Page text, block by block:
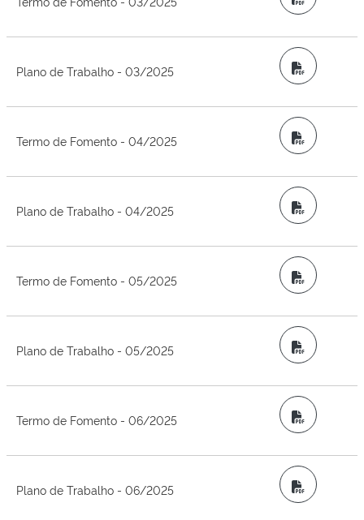
Plano de Trabalho - 03/2025 PDF
Termo de Fomento - 04/2025 PDF
Plano de Trabalho - 04/2025 PDF
Termo de Fomento - 05/2025 PDF
Plano de Trabalho - 05/2025 PDF
Termo de Fomento - 06/2025 PDF
Plano de Trabalho - 06/2025 PDF